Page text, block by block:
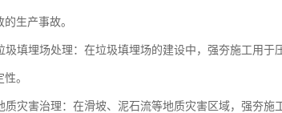
的生产事故。
圾填埋场处理：在垃圾填埋场的建设中，强夯施工用
。
质灾害治理：在滑坡、泥石流等地质灾害区域，强夯施